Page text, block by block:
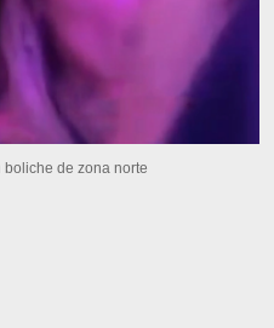
de zona norte